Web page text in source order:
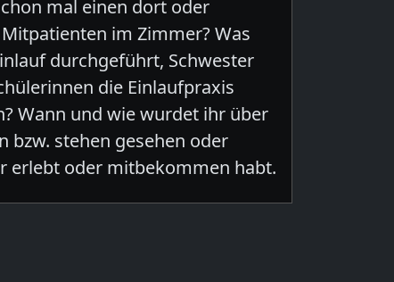
mal einen dort oder
im Zimmer? Was
durchgeführt, Schwester
die Einlaufpraxis
Wann und wie wurdet ihr über
stehen gesehen oder
erlebt oder mitbekommen habt.